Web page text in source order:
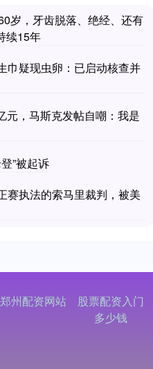
岁，牙齿脱落、绝经、还有
续15年
巾疑现虫卵：已启动核查并
元，马斯克发帖自嘲：我是
”被起诉
赛执法的索马里裁判，被美
郑州配资网站
股票配资入门
多少钱